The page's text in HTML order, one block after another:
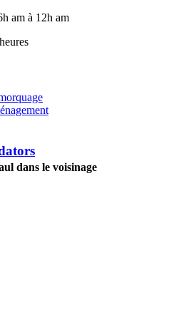
am à 12h am
dans le voisinage